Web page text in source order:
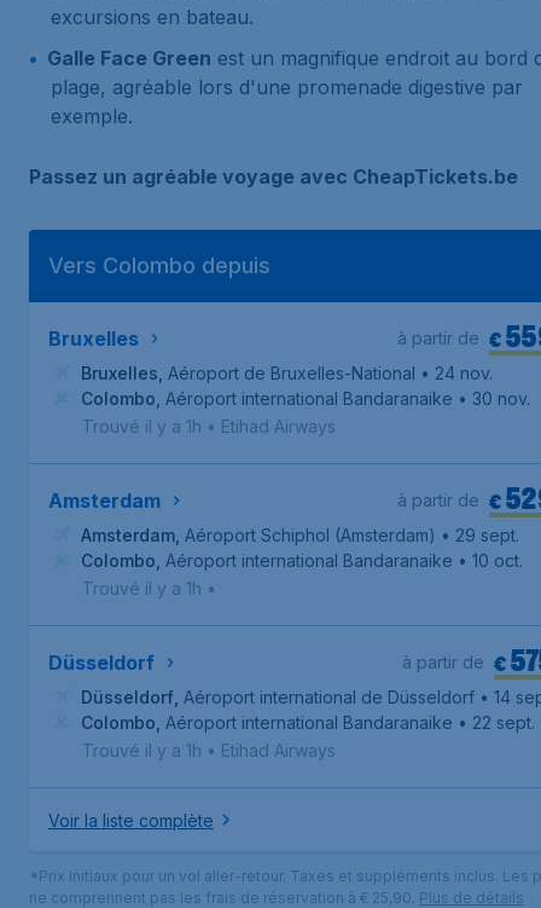
excursions en bateau.
Galle Face Green est un magnifique endroit au bord
plage, agréable lors d'une promenade digestive par
exemple.
Passez un agréable voyage avec CheapTickets.be
Vers Colombo depuis
Bruxelles €
à partir de
Bruxelles Aéroport de Bruxelles-National • 24 nov.
Colombo Aéroport international Bandaranaike • 30 nov.
Trouvé il y a 1h • Etihad Airways
Amsterdam €
à partir de
Amsterdam Aéroport Schiphol (Amsterdam) • 29 sept.
Colombo Aéroport international Bandaranaike • 10 oct.
Trouvé il y a 1h •
Düsseldorf €
à partir de
Düsseldorf Aéroport international de Düsseldorf • 14
Colombo Aéroport international Bandaranaike • 22 sept.
Trouvé il y a 1h • Etihad Airways
Voir la liste complète
*Prix initiaux pour un vol aller-retour. Taxes et suppléments inclus. Les
ne comprennent pas les frais de réservation à € 25,90. Plus de détails